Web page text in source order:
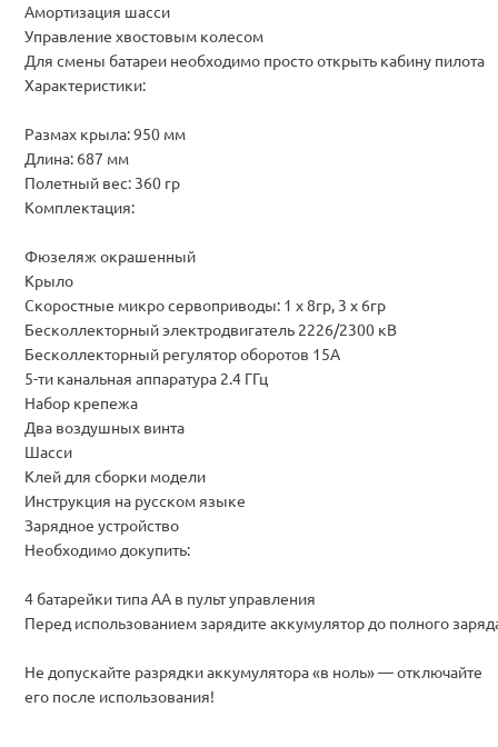
Амортизация шасси
Управление хвостовым колесом
Для смены батареи необходимо просто открыть кабину пилота
Характеристики:
Размах крыла: 950 мм
Длина: 687 мм
Полетный вес: 360 гр
Комплектация:
Фюзеляж окрашенный
Крыло
Скоростные микро сервоприводы: 1 х 8гр, 3 х 6гр
Бесколлекторный электродвигатель 2226/2300 кВ
Бесколлекторный регулятор оборотов 15А
5-ти канальная аппаратура 2.4 ГГц
Набор крепежа
Два воздушных винта
Шасси
Клей для сборки модели
Инструкция на русском языке
Зарядное устройство
Необходимо докупить:
4 батарейки типа АА в пульт управления
Перед использованием зарядите аккумулятор до полного
Не допускайте разрядки аккумулятора «в ноль» — отключайте
его после использования!